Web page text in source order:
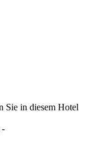
Sie in diesem Hotel
-